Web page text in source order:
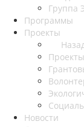
Группа
Программы
Проекты
Проекты
Новости